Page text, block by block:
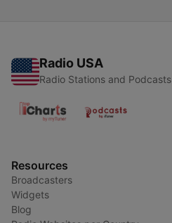
Radio USA
Radio Stations and Podcasts
Resources
Broadcasters
Widgets
Blog